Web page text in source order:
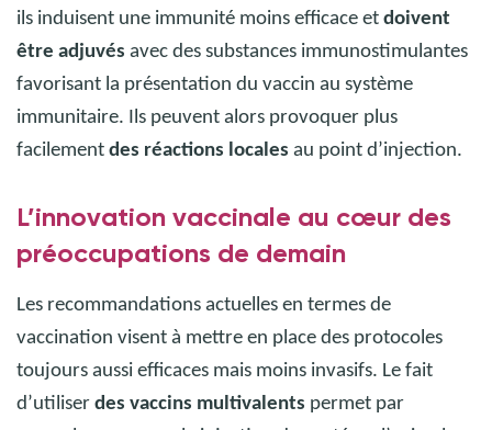
ils induisent une immunité moins efficace et doivent
être adjuvés avec des substances immunostimulantes
favorisant la présentation du vaccin au système
immunitaire. Ils peuvent alors provoquer plus
facilement des réactions locales au point d’injection.
L’innovation vaccinale au cœur des
préoccupations de demain
Les recommandations actuelles en termes de
vaccination visent à mettre en place des protocoles
toujours aussi efficaces mais moins invasifs. Le fait
d’utiliser des vaccins multivalents permet par